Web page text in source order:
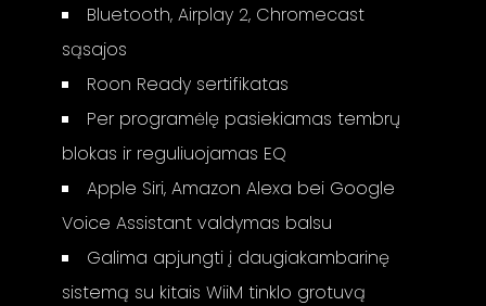
Bluetooth, Airplay 2, Chromecast
sąsajos
Roon Ready sertifikatas
Per programėlę pasiekiamas tembrų
blokas ir reguliuojamas EQ
Apple Siri, Amazon Alexa bei Google
Voice Assistant valdymas balsu
Galima apjungti į daugiakambarinę
sistemą su kitais WiiM tinklo grotuvą